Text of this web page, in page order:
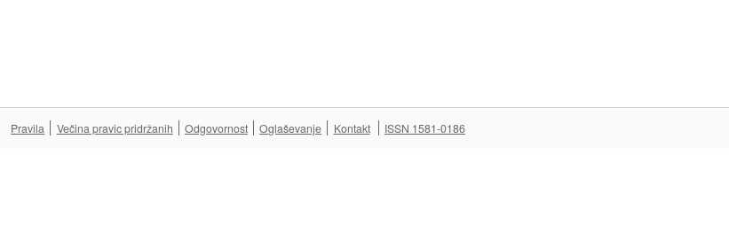
Pravila Večina pravic pridržanih Odgovornost Oglaševanje Kontakt ISSN 1581-0186